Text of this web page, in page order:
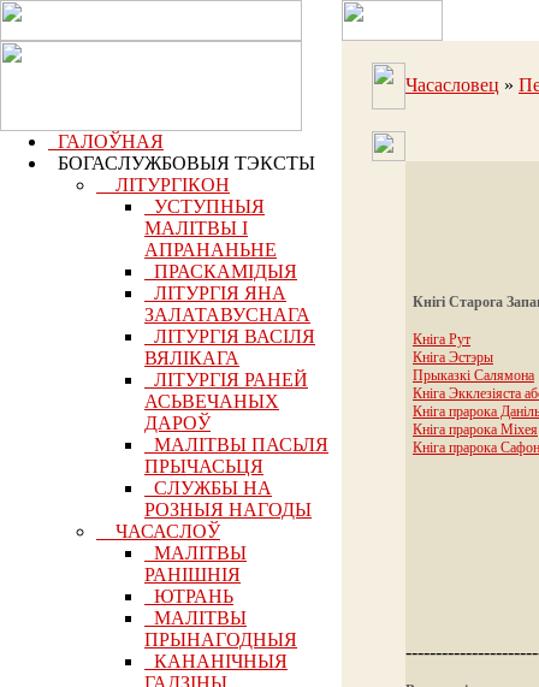
ГАЛОЎНАЯ
БОГАСЛУЖБОВЫЯ ТЭКСТЫ
ЛІТУРГІКОН
УСТУПНЫЯ
МАЛІТВЫ І
АПРАНАНЬНЕ
ПРАСКАМІДЫЯ
ЛІТУРГІЯ ЯНА
ЗАЛАТАВУСНАГА
ЛІТУРГІЯ ВАСІЛЯ
ВЯЛІКАГА
ЛІТУРГІЯ РАНЕЙ
АСЬВЕЧАНЫХ
ДАРОЎ
МАЛІТВЫ ПАСЬЛЯ
ПРЫЧАСЬЦЯ
СЛУЖБЫ НА
РОЗНЫЯ НАГОДЫ
ЧАСАСЛОЎ
МАЛІТВЫ
РАНІШНІЯ
ЮТРАНЬ
МАЛІТВЫ
ПРЫНАГОДНЫЯ
КАНАНІЧНЫЯ
ГАДЗІНЫ
Часасловец »
Кнігі Старога
Кніга Рут
Кніга Эстэры
Прыказкі Салямона
Кніга Экклезіяста
Кніга прарока
Кніга прарока Міхея
Кніга прарока